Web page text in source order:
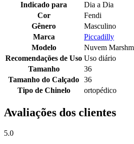
Indicado para
Dia a Dia
Cor
Fendi
Gênero
Masculino
Marca
Piccadilly
Modelo
Nuvem
Recomendações de Uso Uso diário
Tamanho
36
Tamanho do Calçado 36
Tipo de Chinelo
ortopédico
Avaliações dos clientes
5.0